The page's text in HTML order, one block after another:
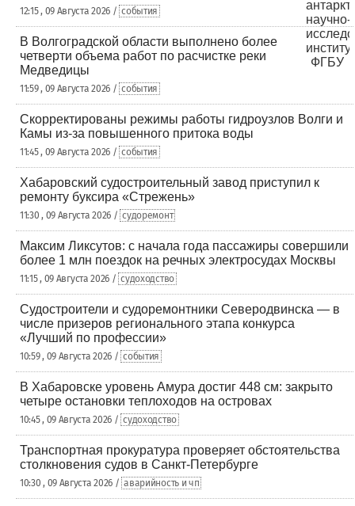
12:15 , 09 Августа 2026 / события
В Волгоградской области выполнено более
четверти объема работ по расчистке реки
Медведицы
11:59 , 09 Августа 2026 / события
Скорректированы режимы работы гидроузлов Волги и
Камы из-за повышенного притока воды
11:45 , 09 Августа 2026 / события
Хабаровский судостроительный завод приступил к
ремонту буксира «Стрежень»
11:30 , 09 Августа 2026 / судоремонт
Максим Ликсутов: с начала года пассажиры совершили
более 1 млн поездок на речных электросудах Москвы
11:15 , 09 Августа 2026 / судоходство
Судостроители и судоремонтники Северодвинска — в
числе призеров регионального этапа конкурса
«Лучший по профессии»
10:59 , 09 Августа 2026 / события
В Хабаровске уровень Амура достиг 448 см: закрыто
четыре остановки теплоходов на островах
10:45 , 09 Августа 2026 / судоходство
Транспортная прокуратура проверяет обстоятельства
столкновения судов в Санкт-Петербурге
10:30 , 09 Августа 2026 / аварийность и чп